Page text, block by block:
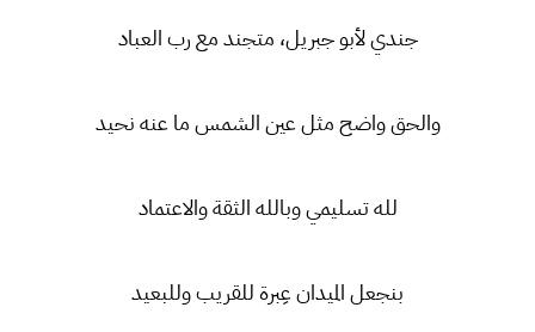
جندي لأبو جبريل، متجند مع رب العباد
والحق واضح مثل عين الشمس ما عنه نحيد
لله تسليمي وبالله الثقة والاعتماد
بنجعل الميدان عِبرة للقريب وللبعيد